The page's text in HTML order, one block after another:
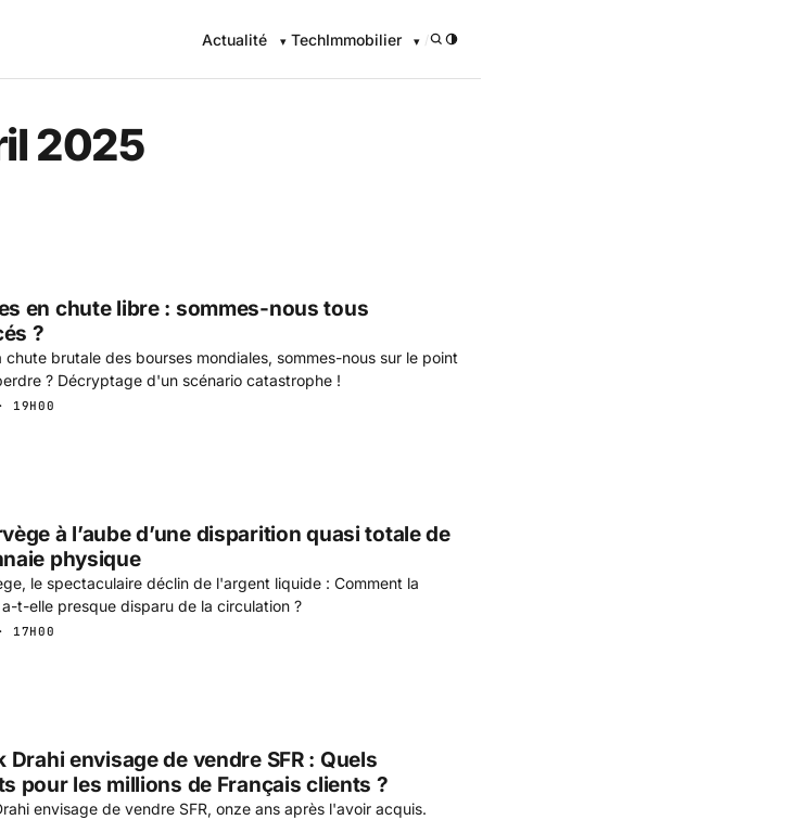
économique
Actualité TechImmobilier /
2025
en chute libre : sommes-nous tous
?
chute brutale des bourses mondiales, sommes-nous sur le point
? Décryptage d'un scénario catastrophe !
19H00
à l’aube d’une disparition quasi totale de
physique
le spectaculaire déclin de l'argent liquide : Comment la
a-t-elle presque disparu de la circulation ?
17H00
Drahi envisage de vendre SFR : Quels
pour les millions de Français clients ?
envisage de vendre SFR, onze ans après l'avoir acquis.